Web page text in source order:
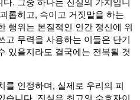
롭히고, 속이고 거짓말을 하는
행위는 본질적인 인간 정신에 위
고 무력을 사용하는 이들은 단기
있을지라도 결국에는 전복될 것
를 인정하며, 실제로 우리의 피
습니다. 진실은 최고의 수호자이